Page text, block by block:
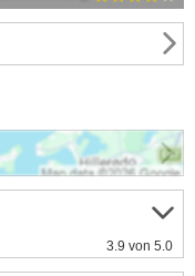
3.9 von 5.0